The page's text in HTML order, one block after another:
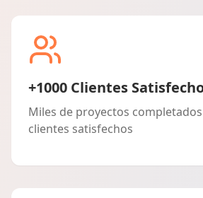
+1000 Clientes
Miles de proyectos
clientes satisfechos